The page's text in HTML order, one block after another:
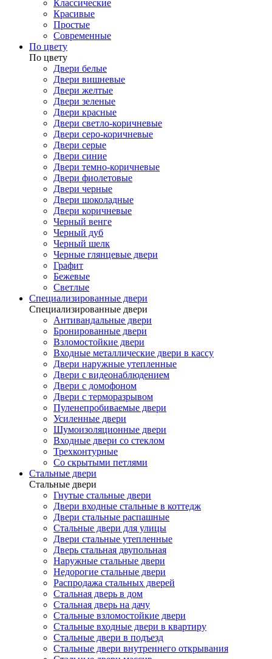
Классические
Красивые
Простые
Современные
По цвету
По цвету
Двери белые
Двери вишневые
Двери желтые
Двери зеленые
Двери красные
Двери светло-коричневые
Двери серо-коричневые
Двери серые
Двери синие
Двери темно-коричневые
Двери фиолетовые
Двери черные
Двери шоколадные
Двери коричневые
Черный венге
Черный дуб
Черный шелк
Черные глянцевые двери
Графит
Бежевые
Светлые
Специализированные двери
Специализированные двери
Антивандальные двери
Бронированные двери
Взломостойкие двери
Входные металлические двери в кассу
Двери наружные утепленные
Двери с видеонаблюдением
Двери с домофоном
Двери с терморазрывом
Пуленепробиваемые двери
Усиленные двери
Шумоизоляционные двери
Входные двери со стеклом
Трехконтурные
Со скрытыми петлями
Стальные двери
Стальные двери
Гнутые стальные двери
Двери входные стальные в коттедж
Двери стальные распашные
Стальные двери для улицы
Двери стальные утепленные
Дверь стальная двупольная
Наружные стальные двери
Недорогие стальные двери
Распродажа стальных дверей
Стальная дверь в дом
Стальная дверь на дачу
Стальные взломостойкие двери
Стальные входные двери в квартиру
Стальные двери в подъезд
Стальные двери внутреннего открывания